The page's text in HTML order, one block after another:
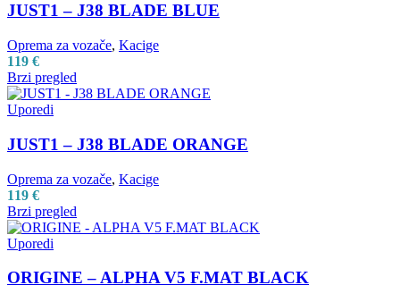
JUST1 – J38 BLADE BLUE
Oprema za vozače, Kacige
119 €
Brzi pregled
Uporedi
JUST1 – J38 BLADE ORANGE
Oprema za vozače, Kacige
119 €
Brzi pregled
Uporedi
ORIGINE – ALPHA V5 F.MAT BLACK